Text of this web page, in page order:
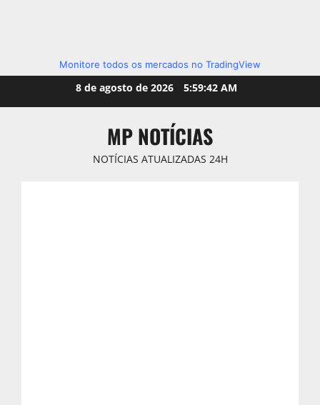
Monitore todos os mercados no TradingView
8 de agosto de 2026 5:59:43 AM
MP NOTÍCIAS
NOTÍCIAS ATUALIZADAS 24H